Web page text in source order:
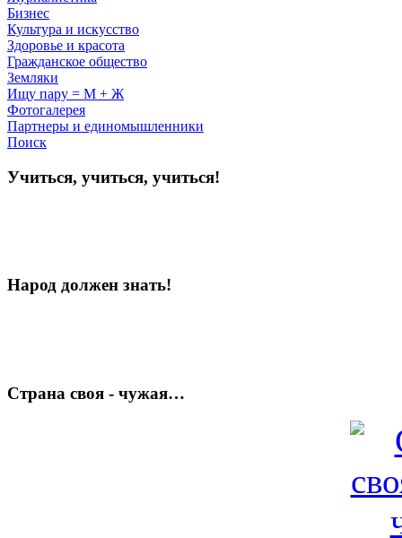
Бизнес
Культура и искусство
Здоровье и красота
Гражданское общество
Земляки
Ищу пару = М + Ж
Фотогалерея
Партнеры и единомышленники
Поиск
Учиться, учиться, учиться!
Народ должен знать!
Страна своя - чужая…